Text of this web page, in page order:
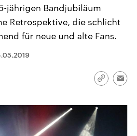
Anhalt
am 6.
neuen
das
Koalition aus
USA
Aktuelle Beiträge,
Hintergründe
Wirtschaftlich und
gehören die Vereinigten
jährigen Bandjubiläum
Retrospektive, die schlicht
für neue und alte Fans.
Link